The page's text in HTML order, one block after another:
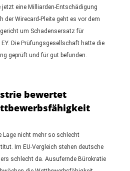
jetzt eine Milliarden-Entschädigung
der Wirecard-Pleite geht es vor dem
um Schadensersatz für
Die Prüfungsgesellschaft hatte die
geprüft und für gut befunden.
bewertet
Lage nicht mehr so schlecht
Im EU-Vergleich stehen deutsche
schlecht da. Ausufernde Bürokratie